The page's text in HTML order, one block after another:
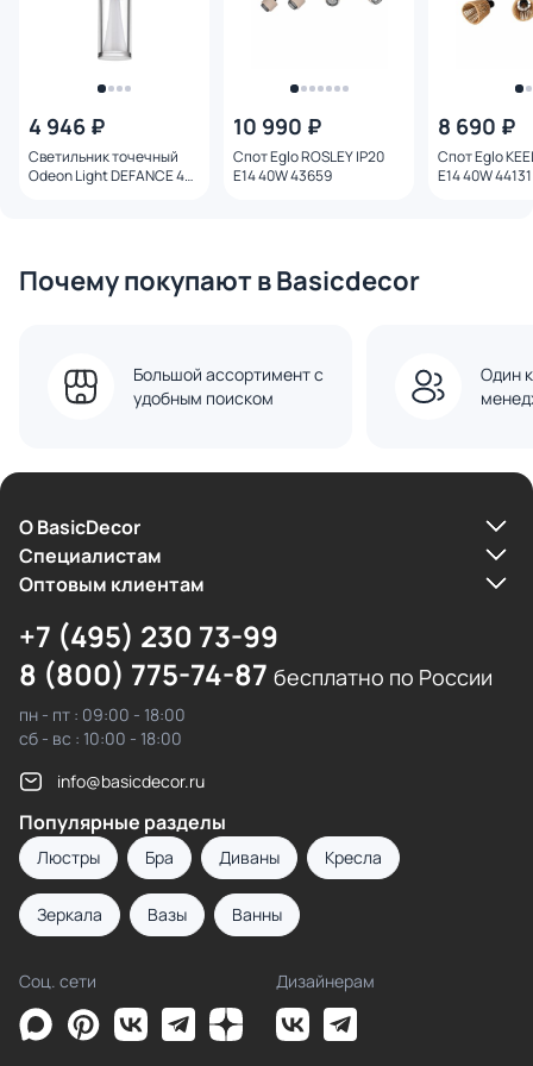
4 946 ₽
Светильник точечный
Odeon Light DEFANCE 4W
10 990 ₽
Спот Eglo ROSLEY IP20
E14 40W 43659
8 690 ₽
Спот Eglo
E14 40W 44131
Почему покупают в Basicdecor
Большой ассортимент с
удобным поиском
Один
О BasicDecor
Cпециалистам
Оптовым клиентам
+7 (495) 230 73-99
8 (800) 775-74-87 бесплатно по России
пн - пт : 09:00 - 18:00
сб - вс : 10:00 - 18:00
info@basicdecor.ru
Популярные разделы
Люстры Бра Диваны Кресла
Зеркала Вазы Ванны
Соц. сети Дизайнерам